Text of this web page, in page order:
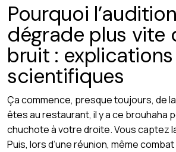
Pourquoi
dégrade plus vite
bruit : explications
scientifiques
Ça commence, presque toujours, de
êtes au restaurant, il y a ce brouhaha
chuchote à votre droite. Vous captez
Puis, lors d’une réunion, même